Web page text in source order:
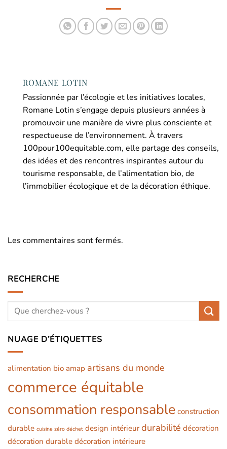
ROMANE LOTIN
Passionnée par l’écologie et les initiatives locales,
Romane Lotin s’engage depuis plusieurs années à
promouvoir une manière de vivre plus consciente et
respectueuse de l’environnement. À travers
100pour100equitable.com, elle partage des conseils,
des idées et des rencontres inspirantes autour du
tourisme responsable, de l’alimentation bio, de
l’immobilier écologique et de la décoration éthique.
Les commentaires sont fermés.
RECHERCHE
NUAGE D’ÉTIQUETTES
alimentation bio amap artisans du monde
commerce équitable
consommation responsable construction
durable cuisine zéro déchet design intérieur durabilité décoration
décoration durable décoration intérieure